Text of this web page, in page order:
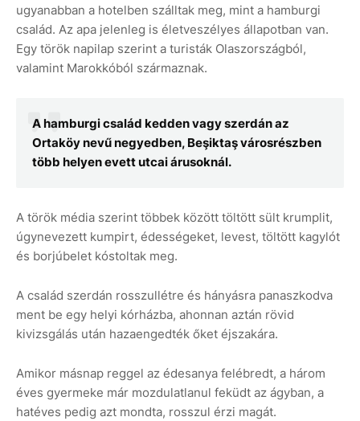
ugyanabban a hotelben szálltak meg, mint a hamburgi
család. Az apa jelenleg is életveszélyes állapotban van.
Egy török napilap szerint a turisták Olaszországból,
valamint Marokkóból származnak.
A hamburgi család kedden vagy szerdán az
Ortaköy nevű negyedben, Beşiktaş városrészben
több helyen evett utcai árusoknál.
A török média szerint többek között töltött sült krumplit,
úgynevezett kumpirt, édességeket, levest, töltött kagylót
és borjúbelet kóstoltak meg.
A család szerdán rosszullétre és hányásra panaszkodva
ment be egy helyi kórházba, ahonnan aztán rövid
kivizsgálás után hazaengedték őket éjszakára.
Amikor másnap reggel az édesanya felébredt, a három
éves gyermeke már mozdulatlanul feküdt az ágyban, a
hatéves pedig azt mondta, rosszul érzi magát.